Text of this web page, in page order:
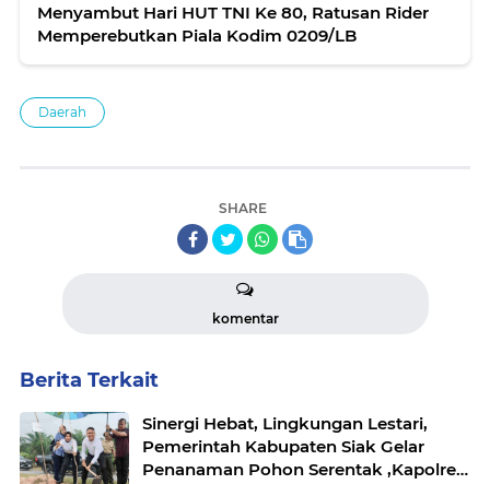
Menyambut Hari HUT TNI Ke 80, Ratusan Rider
Memperebutkan Piala Kodim 0209/LB
Daerah
SHARE
komentar
Berita Terkait
Sinergi Hebat, Lingkungan Lestari,
Pemerintah Kabupaten Siak Gelar
Penanaman Pohon Serentak ,Kapolres